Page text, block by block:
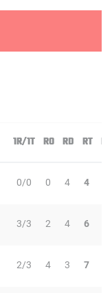
1R/1T RO RD RT PD
0/0 0 4 4
3/3 2 4 6
2/3 4 3 7